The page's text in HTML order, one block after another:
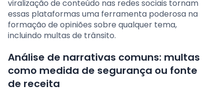
viralização de conteúdo nas redes sociais tornam
essas plataformas uma ferramenta poderosa na
formação de opiniões sobre qualquer tema,
incluindo multas de trânsito.
Análise de narrativas comuns: multas
como medida de segurança ou fonte
de receita